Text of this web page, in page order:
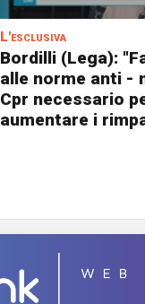
L'esclusiva
Bordilli (Lega):
alle norme anti -
Cpr necessario
aumentare i